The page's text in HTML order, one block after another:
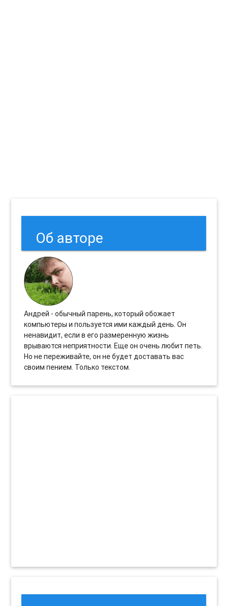
Об авторе
Андрей - обычный парень, который обожает
компьютеры и пользуется ими каждый день. Он
ненавидит, если в его размеренную жизнь
врываются неприятности. Еще он очень любит петь.
Но не переживайте, он не будет доставать вас
своим пением. Только текстом.